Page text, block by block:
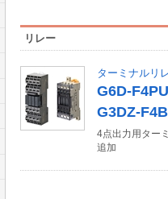
リレー
ターミナルリ
G6D-
G3DZ-F4B
4点出力用ター
追加